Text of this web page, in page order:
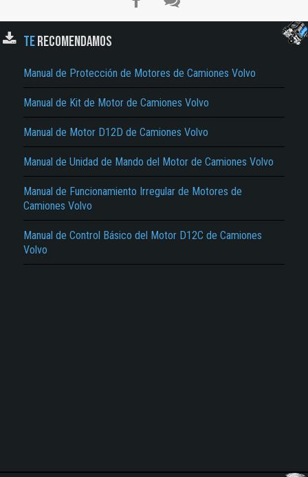
TERECOMENDAMOS
Manual de Protección de Motores de Camiones Volvo
Manual de Kit de Motor de Camiones Volvo
Manual de Motor D12D de Camiones Volvo
Manual de Unidad de Mando del Motor de Camiones Volvo
Manual de Funcionamiento Irregular de Motores de
Camiones Volvo
Manual de Control Básico del Motor D12C de Camiones
Volvo
El Título es incorrecto según el contenido.
Texto o Imagen de portada son erróneos.
Reportar otro tipo de error...